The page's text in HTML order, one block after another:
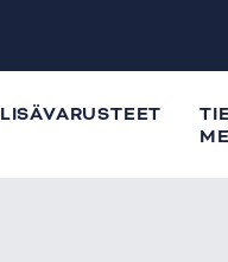
LISÄVARUSTEET